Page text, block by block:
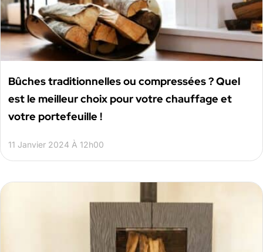
Bûches traditionnelles ou compressées ? Quel
est le meilleur choix pour votre chauffage et
votre portefeuille !
11 Janvier 2024 À 12h00